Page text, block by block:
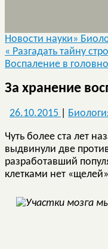
Новости науки»
« Разгадать тайну
Воспаление в
За хранение
26.10.2015
Чуть более ста лет
выдвинули две
разработавший
клетками нет